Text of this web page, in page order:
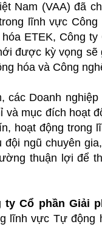
Nam (VAA) đã
lĩnh vực
ETEK, Công
được kỳ vọng
hóa và Công
các Doanh
và mục đích hoạt
hoạt động
ngũ chuyên
thuận lợi để
ty Cổ phần Giải
lĩnh vực Tự động